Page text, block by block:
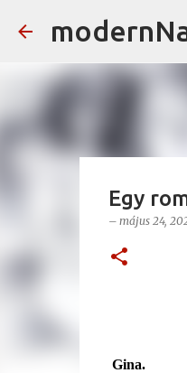
Egy
– május 24,
Gina.